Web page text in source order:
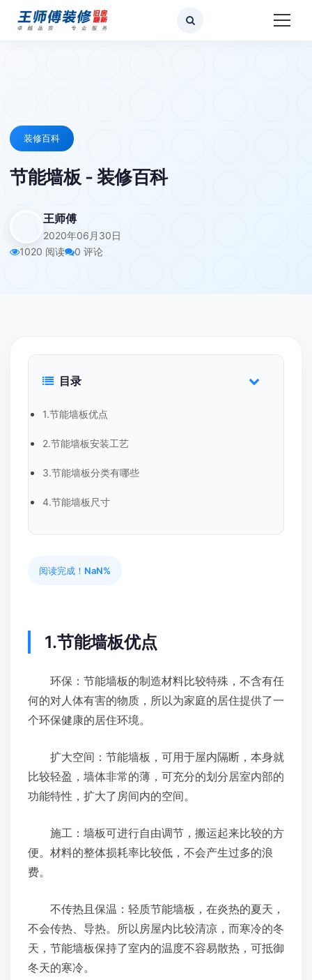
装修百科
节能墙板 - 装修百科
王师傅
2020年06月30日
1020 阅读
0 评论
目录
1.节能墙板优点
2.节能墙板安装工艺
3.节能墙板分类有哪些
4.节能墙板尺寸
阅读完成！ NaN%
1.节能墙板优点
环保：节能墙板的制造材料比较特殊，不含有任
何的对人体有害的物质，所以为家庭的居住提供了一
个环保健康的居住环境。
扩大空间：节能墙板，可用于屋内隔断，本身就
比较轻盈，墙体非常的薄，可充分的划分居室内部的
功能特性，扩大了房间内的空间。
施工：墙板可进行自由调节，搬运起来比较的方
便。材料的整体损耗率比较低，不会产生过多的浪
费。
不传热且保温：轻质节能墙板，在炎热的夏天，
不会传热、导热。所以房屋内比较清凉，而寒冷的冬
天，节能墙板保持了室内的温度不容易散热，可抵御
冬天的寒冷。